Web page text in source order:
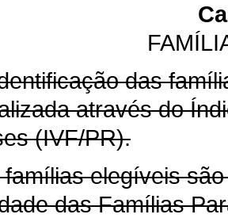
das
através do
(IVF/PR).
famílias elegíveis
das Famílias